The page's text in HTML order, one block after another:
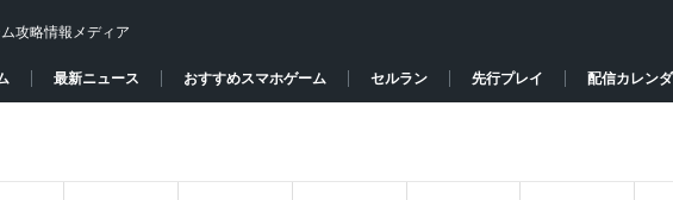
攻略情報メディア
最新ニュース おすすめスマホゲーム セルラン 先行プレイ 配信カレン